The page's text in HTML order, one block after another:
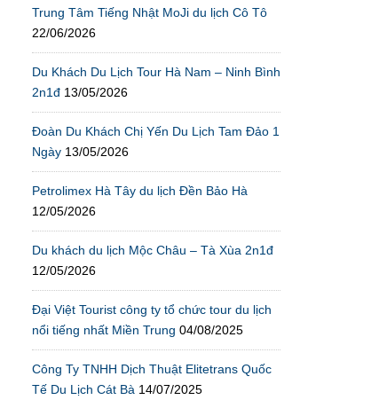
Trung Tâm Tiếng Nhật MoJi du lịch Cô Tô
22/06/2026
Du Khách Du Lịch Tour Hà Nam – Ninh Bình
2n1đ 13/05/2026
Đoàn Du Khách Chị Yến Du Lịch Tam Đảo 1
Ngày 13/05/2026
Petrolimex Hà Tây du lịch Đền Bảo Hà
12/05/2026
Du khách du lịch Mộc Châu – Tà Xùa 2n1đ
12/05/2026
Đại Việt Tourist công ty tổ chức tour du lịch
nổi tiếng nhất Miền Trung 04/08/2025
Công Ty TNHH Dịch Thuật Elitetrans Quốc
Tế Du Lịch Cát Bà 14/07/2025